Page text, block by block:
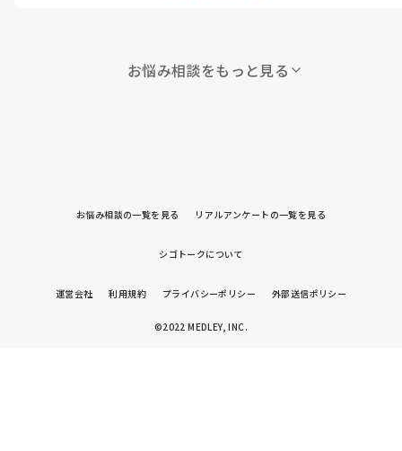
お悩み相談をもっと見る
お悩み相談の一覧を見る リアルアンケートの一覧を見る
シゴトークについて
運営会社 利用規約 プライバシーポリシー 外部送信ポリシー
©2022 MEDLEY, INC.